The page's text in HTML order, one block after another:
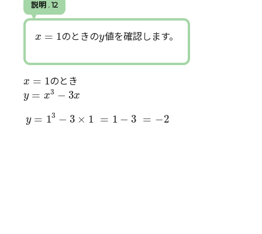
説明 . 12
x = 1
x のときのy
y値を確認します。
x = 1
x のとき
y = x3 − 3x
y 3−3 x
y = 13 − 3 × 1 = 1 − 3 = −2
y 3 × − −2